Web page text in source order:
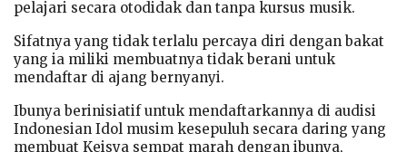
pelajari secara otodidak dan tanpa kursus musik.
Sifatnya yang tidak terlalu percaya diri dengan bakat
yang ia miliki membuatnya tidak berani untuk
mendaftar di ajang bernyanyi.
Ibunya berinisiatif untuk mendaftarkannya di audisi
Indonesian Idol musim kesepuluh secara daring yang
membuat Keisya sempat marah dengan ibunya,